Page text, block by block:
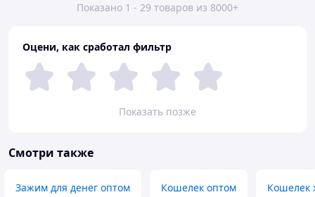
Показано 1 - 29 товаров из 8000+
Оцени, как сработал фильтр
Показать позже
Смотри также
Зажим для денег оптом Кошелек оптом Кошелек